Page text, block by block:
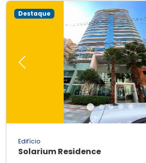
Previous
Destaque
Edifício
Solarium Residence